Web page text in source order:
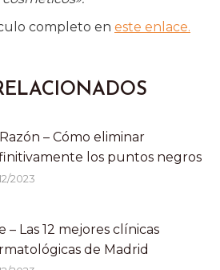
completo en este enlace.
Razón – Cómo eliminar
los puntos negros
2023
– Las 12 mejores clínicas
de Madrid